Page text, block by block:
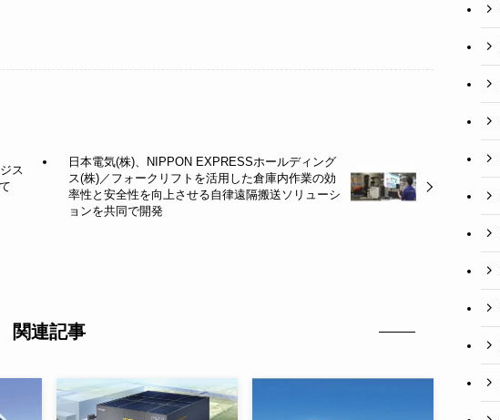
ス
日本電気(株)、NIPPON EXPRESSホールディング
ス(株)／フォークリフトを活用した倉庫内作業の効
率性と安全性を向上させる自律遠隔搬送ソリューシ
ョンを共同で開発
関連記事